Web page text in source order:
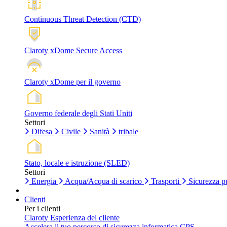
Continuous Threat Detection (CTD)
Claroty xDome Secure Access
Claroty xDome per il governo
Governo federale degli Stati Uniti
Settori
Difesa
Civile Sanità tribale
Stato, locale e istruzione (SLED)
Settori
Energia
Acqua/Acqua di scarico Trasporti Sicurezza
Clienti
Per i clienti
Claroty Esperienza del cliente